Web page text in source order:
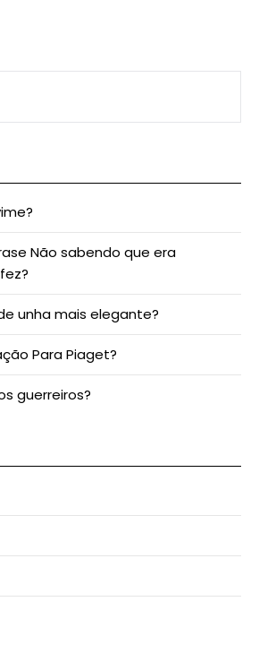
Não sabendo que era
unha mais elegante?
Para Piaget?
guerreiros?